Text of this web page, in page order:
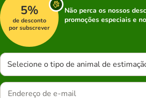
5%
de desconto
por subscrever
Não perca os nossos
promoções especiais e
Selecione o tipo de animal de